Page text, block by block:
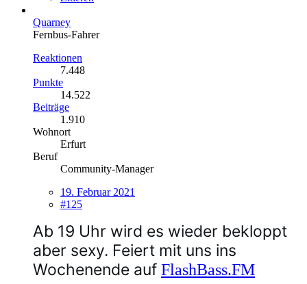
Quarney
Fernbus-Fahrer
Reaktionen
7.448
Punkte
14.522
Beiträge
1.910
Wohnort
Erfurt
Beruf
Community-Manager
19. Februar 2021
#125
Ab 19 Uhr wird es wieder bekloppt
aber sexy. Feiert mit uns ins
Wochenende auf FlashBass.FM